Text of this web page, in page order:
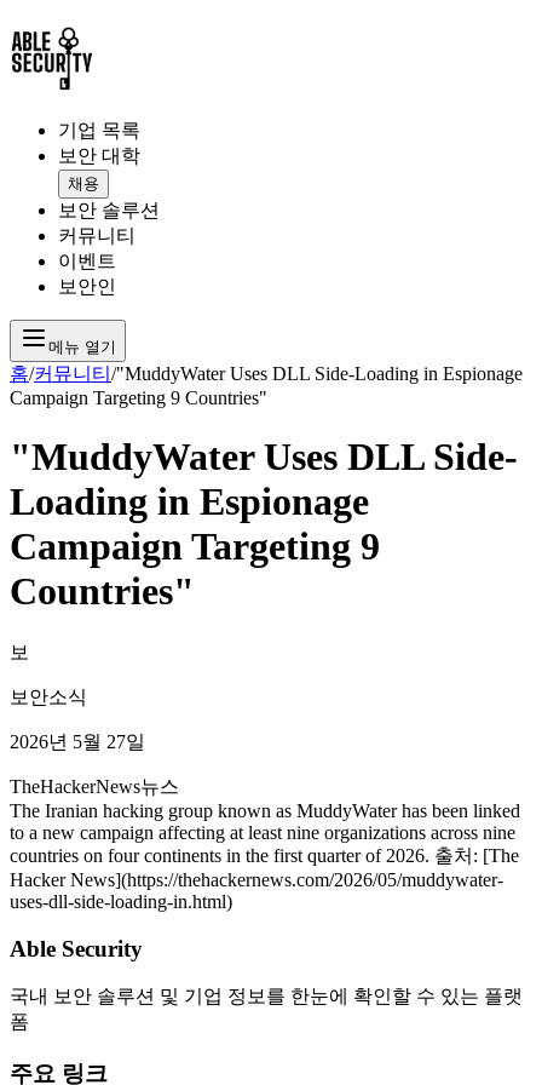
기업 목록
보안 대학
채용
보안 솔루션
커뮤니티
이벤트
보안인
메뉴 열기
홈/커뮤니티 /"MuddyWater Uses DLL Side-Loading in Espionage
Campaign Targeting 9 Countries"
"MuddyWater Uses DLL Side-
Loading in Espionage
Campaign Targeting 9
Countries"
보
보안소식
2026년 5월 27일
TheHackerNews뉴스
The Iranian hacking group known as MuddyWater has been linked
to a new campaign affecting at least nine organizations across nine
countries on four continents in the first quarter of 2026. 출처: [The
Hacker News](https://thehackernews.com/2026/05/muddywater-
uses-dll-side-loading-in.html)
Able Security
국내 보안 솔루션 및 기업 정보를 한눈에 확인할 수 있는 플랫
폼
주요 링크